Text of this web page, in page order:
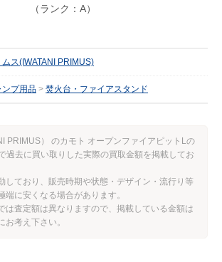
（ランク：A）
ムス(IWATANI PRIMUS)
ンプ用品 焚火台・ファイアスタンド
PRIMUS） のカモト オープンファイアピットLの
過去に買い取りした実際の買取金額を掲載してお
しており、販売時期や状態・デザイン・流行り等
端に安くなる場合があります。
は査定額は異なりますので、掲載している金額は
お考え下さい。